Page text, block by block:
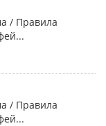
/ Правила
/ Правила